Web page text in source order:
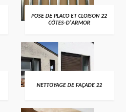
POSE DE PLACO ET CLOISON 22
CÔTES-D'ARMOR
NETTOYAGE DE FAÇADE 22